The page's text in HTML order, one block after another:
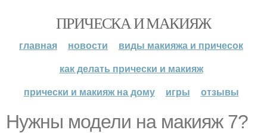
ПРИЧЕСКА И МАКИЯЖ
главная новости
виды макияжа и причесок
как делать прически и макияж
прически и макияж на дому
игры отзывы
Нужны модели на макияж 7?